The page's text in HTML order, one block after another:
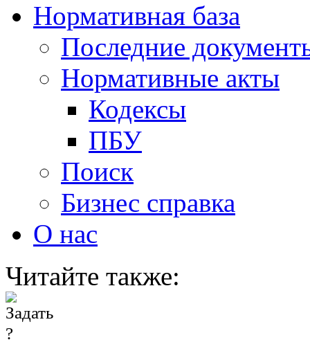
Нормативная база
Последние
Нормативные акты
Кодексы
ПБУ
Поиск
Бизнес справка
О нас
Читайте также: